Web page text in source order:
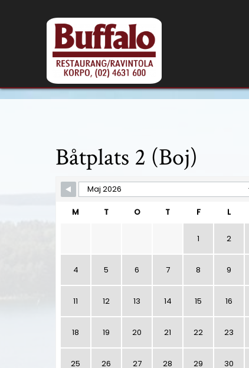
Båtplats 2 (Boj)
Skip Booking Form
M T O T F L
1 2
4 5 6 7 8 9
11 12 13 14 15 16
18 19 20 21 22 23
25 26 27 28 29 30